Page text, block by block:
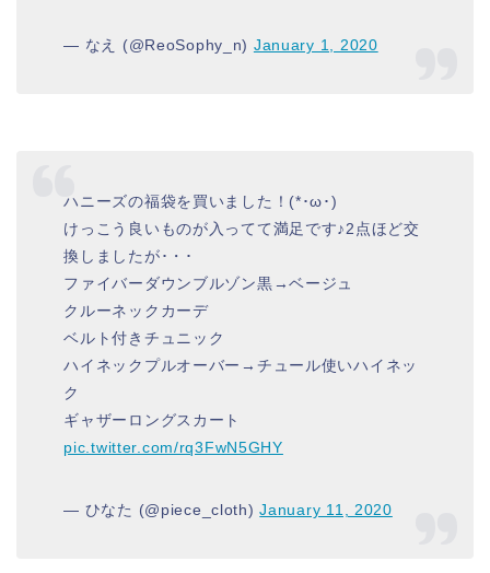
— なえ (@ReoSophy_n) January 1, 2020
ハニーズの福袋を買いました！(*･ω･)
けっこう良いものが入ってて満足です♪2点ほど交
換しましたが･・･
ファイバーダウンブルゾン黒→ベージュ
クルーネックカーデ
ベルト付きチュニック
ハイネックプルオーバー→チュール使いハイネッ
ク
ギャザーロングスカート
pic.twitter.com/rq3FwN5GHY
— ひなた (@piece_cloth)January 11, 2020